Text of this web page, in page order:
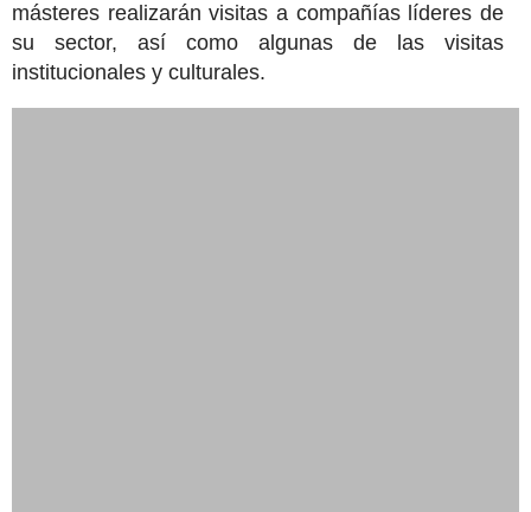
másteres realizarán visitas a compañías líderes de
su sector, así como algunas de las visitas
institucionales y culturales.